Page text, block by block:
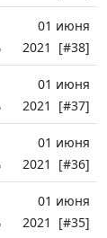
01 июня
2021 [#38]
01 июня
2021 [#37]
01 июня
2021 [#36]
01 июня
2021 [#35]